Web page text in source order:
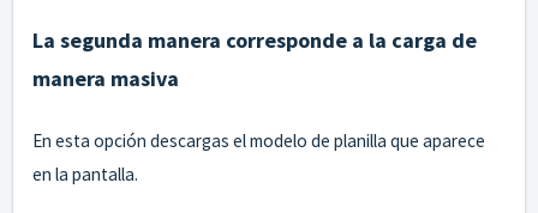
La segunda manera corresponde a la carga de
manera masiva
En esta opción descargas el modelo de planilla que aparece
en la pantalla.